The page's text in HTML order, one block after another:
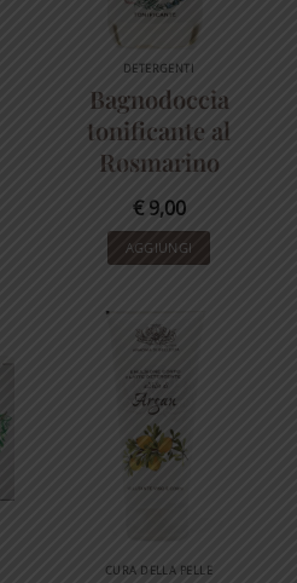
DETERGENTI
Bagnodoccia
tonificante al
Rosmarino
€9,00
AGGIUNGI
CURA DELLA PELLE